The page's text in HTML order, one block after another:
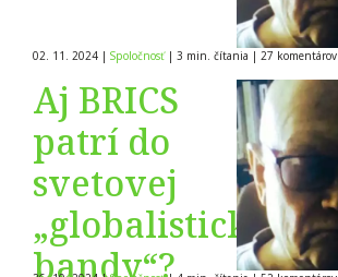
02. 11. 2024 | Spoločnosť | 3 min. čítania | 27 komentárov
Aj BRICS
patrí do
svetovej
„globalistickej
bandy“?